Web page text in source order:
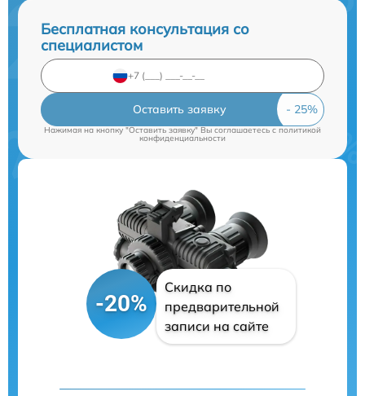
Бесплатная консультация со
специалистом
Оставить заявку
Нажимая на кнопку "Оставить заявку" Вы соглашаетесь cполитикой
конфиденциальности
-20%
Скидка по
предварительной
записи на сайте